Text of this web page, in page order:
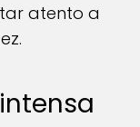
atento a